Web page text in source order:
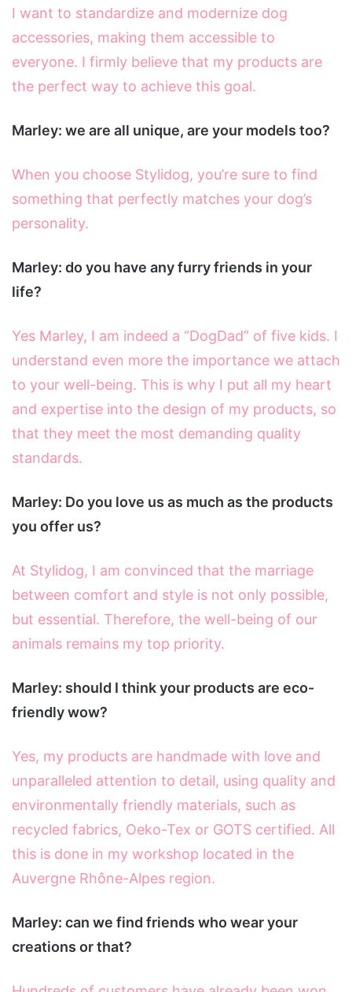
I want to standardize and modernize dog
accessories, making them accessible to
everyone. I firmly believe that my products are
the perfect way to achieve this goal.
Marley: we are all unique, are your models too?
When you choose Stylidog, you’re sure to find
something that perfectly matches your dog’s
personality.
Marley: do you have any furry friends in your
life?
Yes Marley, I am indeed a “DogDad” of five kids. I
understand even more the importance we attach
to your well-being. This is why I put all my heart
and expertise into the design of my products, so
that they meet the most demanding quality
standards.
Marley: Do you love us as much as the products
you offer us?
At Stylidog, I am convinced that the marriage
between comfort and style is not only possible,
but essential. Therefore, the well-being of our
animals remains my top priority.
Marley: should I think your products are eco-
friendly wow?
Yes, my products are handmade with love and
unparalleled attention to detail, using quality and
environmentally friendly materials, such as
recycled fabrics, Oeko-Tex or GOTS certified. All
this is done in my workshop located in the
Auvergne Rhône-Alpes region.
Marley: can we find friends who wear your
creations or that?